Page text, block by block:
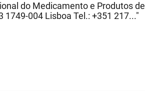
do Medicamento e Produtos de
1749-004 Lisboa Tel.: +351 217..."